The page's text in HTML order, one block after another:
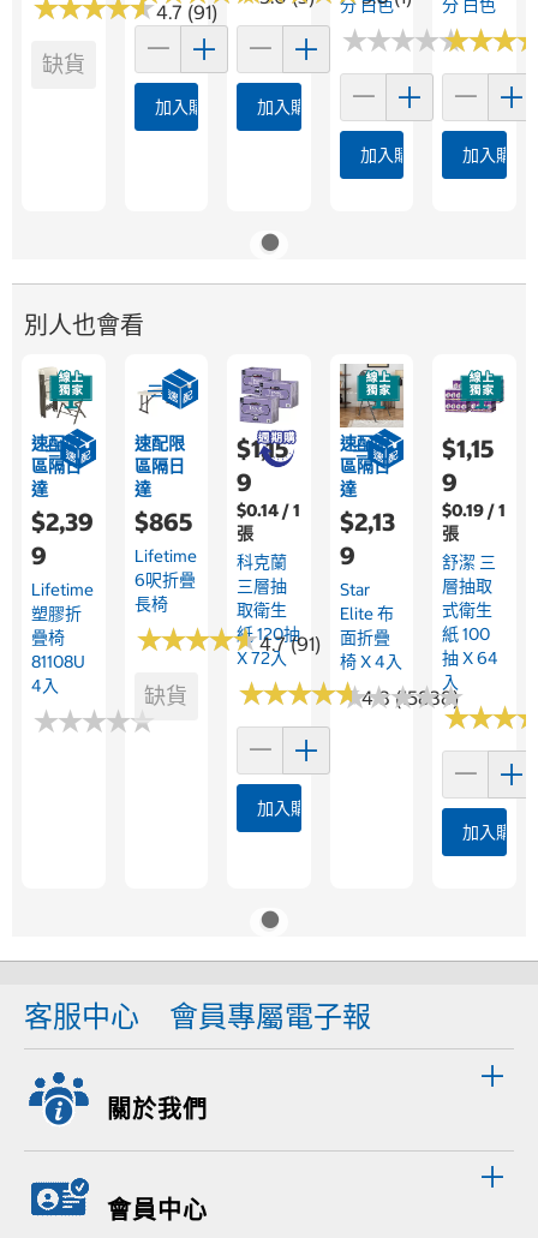
★★★★★
★★★★★4.7 (91)
缺貨
加入購物車 加入購物車
★★★★★
★★★★★
加入購物車
★★★
★★★
加入購物
別人也會看
速配限
區隔日
達
$2,39
9
Lifetime
塑膠折
疊椅
81108U
4入
★★★★★
★★★★★
速配限
區隔日
達
$865
Lifetime
6呎折疊
長椅
★★★★★
★★★★★4.7 (91)
缺貨
$1,15
9
$0.14 / 1
張
科克蘭
三層抽
取衛生
紙 120抽
X 72入
★★★★★
★★★★★4.8 (15838)
加入購物車
速配限
區隔日
達
$2,13
9
Star
Elite 布
面折疊
椅 X 4入
★★★★★
★★★★★
$1,15
9
$0.19 / 1
張
舒潔 三
層抽取
式衛生
紙 100
抽 X 64
入
★★★
★★★
加入購物
客服中心 會員專屬電子報
關於我們
會員中心